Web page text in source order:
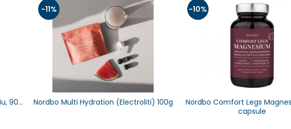
90
-11%
Nordbo Multi Hydration (Electroliti) 100g
-10%
Nordbo Comfort Legs
capsule